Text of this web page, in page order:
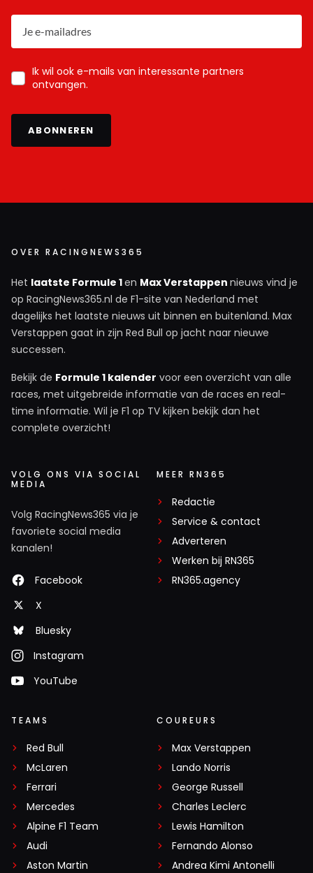
Ik wil ook e-mails van interessante partners
ontvangen.
ABONNEREN
OVER RACINGNEWS365
Het laatste Formule 1en Max Verstappen nieuws vind je
op RacingNews365.nl de F1-site van Nederland met
dagelijks het laatste nieuws uit binnen en buitenland. Max
Verstappen gaat in zijn Red Bull op jacht naar nieuwe
successen.
Bekijk de Formule 1 kalender voor een overzicht van alle
races, met uitgebreide informatie van de races en real-
time informatie. Wil je F1 op TV kijken bekijk dan het
complete overzicht!
VOLG ONS VIA SOCIAL
MEDIA
Volg RacingNews365 via je
favoriete social media
kanalen!
Facebook
X
Bluesky
Instagram
YouTube
MEER RN365
Redactie
Service & contact
Adverteren
Werken bij RN365
RN365.agency
TEAMS
Red Bull
McLaren
Ferrari
Mercedes
Alpine F1 Team
Audi
Aston Martin
COUREURS
Max Verstappen
Lando Norris
George Russell
Charles Leclerc
Lewis Hamilton
Fernando Alonso
Andrea Kimi Antonelli